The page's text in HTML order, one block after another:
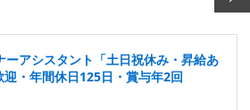
アシスタント「土日祝休み・昇給あ
・年間休日125日・賞与年2回